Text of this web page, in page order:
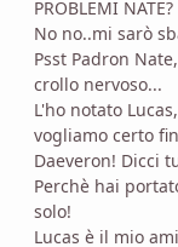
PROBLEMI NATE?
No no..mi sarò
Psst Padron
crollo nervoso...
L'ho notato
vogliamo certo
Daeveron! Dicci
Perchè hai
solo!
Lucas è il mio